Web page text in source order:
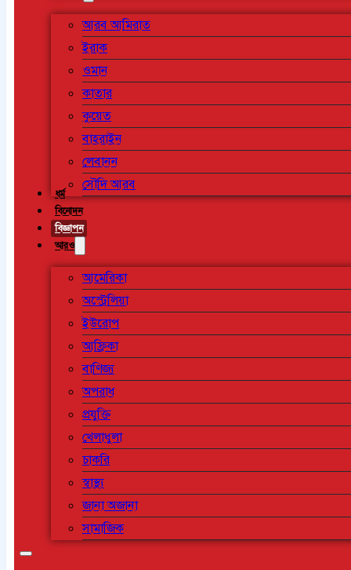
আরব আমিরাত
ইরাক
ওমান
কাতার
কুয়েত
বাহরাইন
লেবানন
সৌদি আরব
ধর্ম
বিনোদন
বিজ্ঞাপন
আরও
আমেরিকা
অস্ট্রেলিয়া
ইউরোপ
আফ্রিকা
বাণিজ্য
অপরাধ
প্রযুক্তি
খেলাধুলা
চাকরি
স্বাস্থ্য
জানা অজানা
সামাজিক